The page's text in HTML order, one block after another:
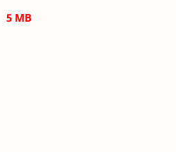
5 MB